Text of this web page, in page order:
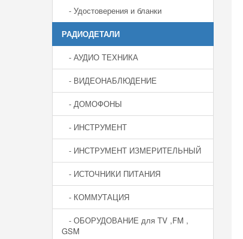
- Удостоверения и бланки
РАДИОДЕТАЛИ
- АУДИО ТЕХНИКА
- ВИДЕОНАБЛЮДЕНИЕ
- ДОМОФОНЫ
- ИНСТРУМЕНТ
- ИНСТРУМЕНТ ИЗМЕРИТЕЛЬНЫЙ
- ИСТОЧНИКИ ПИТАНИЯ
- КОММУТАЦИЯ
- ОБОРУДОВАНИЕ для TV ,FM ,
GSM